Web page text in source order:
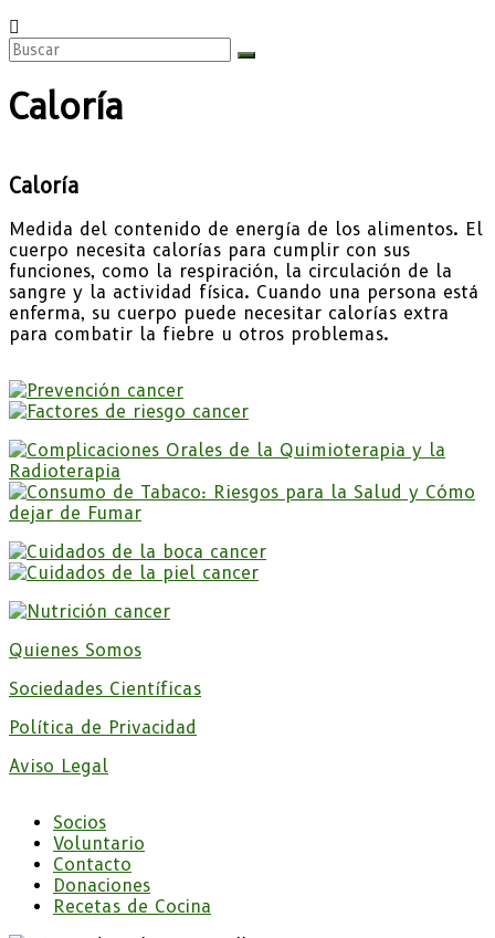
Caloría
Caloría
Medida del contenido de energía de los alimentos. El
cuerpo necesita calorías para cumplir con sus
funciones, como la respiración, la circulación de la
sangre y la actividad física. Cuando una persona está
enferma, su cuerpo puede necesitar calorías extra
para combatir la fiebre u otros problemas.
Quienes Somos
Sociedades Científicas
Política de Privacidad
Aviso Legal
Socios
Voluntario
Contacto
Donaciones
Recetas de Cocina